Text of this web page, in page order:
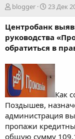
А
в
т
р
т
м
ы
blogger
Д
а
т
н
а
л
а
23 Дек
Центробанк
руководства
обратиться в
Как
Поздышев,
администрация
пропажи
общую сумму